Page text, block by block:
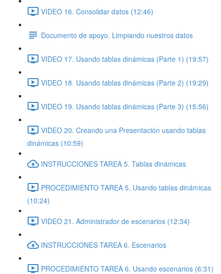
VIDEO 16. Consolidar datos (12:46)
Documento de apoyo. Limpiando nuestros datos
VIDEO 17. Usando tablas dinámicas (Parte 1) (19:57)
VIDEO 18. Usando tablas dinámicas (Parte 2) (19:29)
VIDEO 19. Usando tablas dinámicas (Parte 3) (15:56)
VIDEO 20. Creando una Presentación usando tablas
dinámicas (10:59)
INSTRUCCIONES TAREA 5. Tablas dinámicas
PROCEDIMIENTO TAREA 5. Usando tablas dinámicas
(10:24)
VIDEO 21. Administrador de escenarios (12:34)
INSTRUCCIONES TAREA 6. Escenarios
PROCEDIMIENTO TAREA 6. Usando escenarios (6:31)